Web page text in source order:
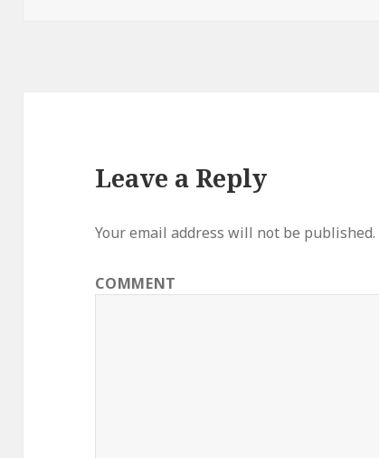
Leave a Reply
Your email address will not be published.
COMMENT